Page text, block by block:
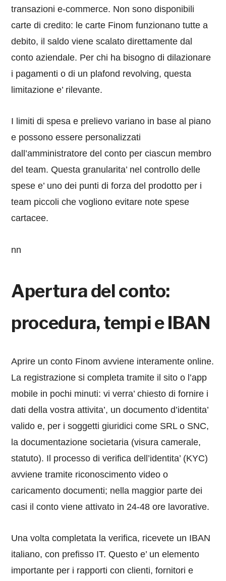
transazioni e-commerce. Non sono disponibili
carte di credito: le carte Finom funzionano tutte a
debito, il saldo viene scalato direttamente dal
conto aziendale. Per chi ha bisogno di dilazionare
i pagamenti o di un plafond revolving, questa
limitazione e’ rilevante.
I limiti di spesa e prelievo variano in base al piano
e possono essere personalizzati
dall’amministratore del conto per ciascun membro
del team. Questa granularita’ nel controllo delle
spese e’ uno dei punti di forza del prodotto per i
team piccoli che vogliono evitare note spese
cartacee.
nn
Apertura del conto:
procedura, tempi e IBAN
Aprire un conto Finom avviene interamente online.
La registrazione si completa tramite il sito o l’app
mobile in pochi minuti: vi verra’ chiesto di fornire i
dati della vostra attivita’, un documento d’identita’
valido e, per i soggetti giuridici come SRL o SNC,
la documentazione societaria (visura camerale,
statuto). Il processo di verifica dell’identita’ (KYC)
avviene tramite riconoscimento video o
caricamento documenti; nella maggior parte dei
casi il conto viene attivato in 24-48 ore lavorative.
Una volta completata la verifica, ricevete un IBAN
italiano, con prefisso IT. Questo e’ un elemento
importante per i rapporti con clienti, fornitori e